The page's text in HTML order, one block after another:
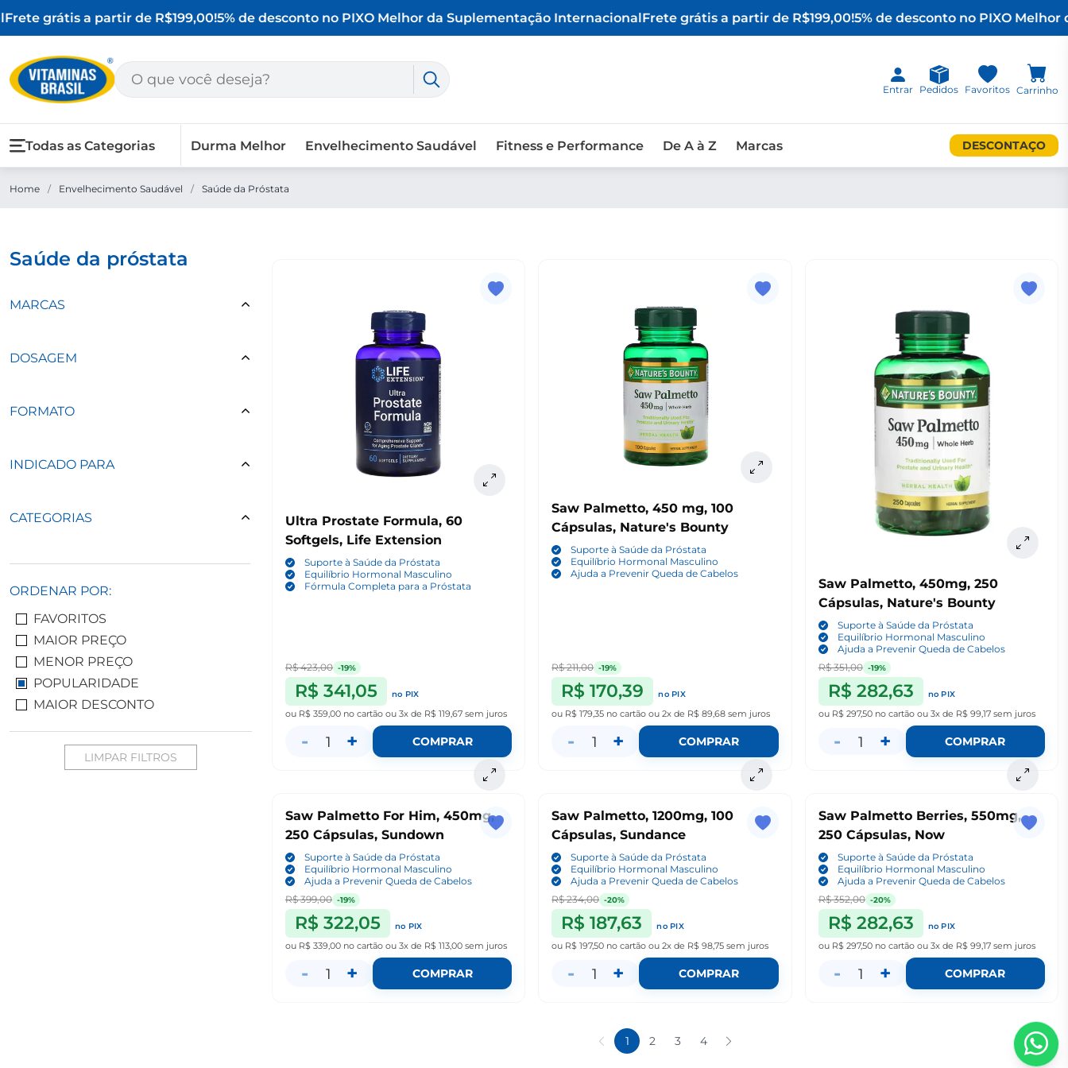
grátis a partir de R$199,00!5% de desconto no PIXO Melhor da Suplementação InternacionalFrete grátis a partir de R$199,00!5% de desconto no PIXO Melhor
Entrar Pedidos Favoritos Carrinho
Todas as Categorias Durma Melhor Envelhecimento Saudável Fitness e Performance De A à Z Marcas DESCONTAÇO
Home / Envelhecimento Saudável / Saúde da Próstata
saúde da próstata
MARCAS
DOSAGEM
FORMATO
INDICADO PARA
CATEGORIAS
ORDENAR POR:
FAVORITOS
MAIOR PREÇO
MENOR PREÇO
POPULARIDADE
MAIOR DESCONTO
LIMPAR FILTROS
Ultra Prostate Formula, 60
Softgels, Life Extension
Suporte à Saúde da Próstata
Equilíbrio Hormonal Masculino
Fórmula Completa para a Próstata
R$ 423,00 -19%
R$ 341,05
no PIX
ou R$ 359,00 no cartão ou 3x de R$ 119,67 sem juros
- 1 + COMPRAR
Saw Palmetto, 450 mg, 100
Cápsulas, Nature's Bounty
Suporte à Saúde da Próstata
Equilíbrio Hormonal Masculino
Ajuda a Prevenir Queda de Cabelos
R$ 211,00 -19%
R$ 170,39
no PIX
ou R$ 179,35 no cartãoou2x de R$ 89,68 sem juros
- 1 + COMPRAR
Saw Palmetto, 450mg, 250
Cápsulas, Nature's Bounty
Suporte à Saúde da Próstata
Equilíbrio Hormonal Masculino
Ajuda a Prevenir Queda de Cabelos
R$ 351,00 -19%
R$ 282,63
no PIX
ou R$ 297,50 no cartão ou 3x de R$ 99,17sem juros
- 1 + COMPRAR
Saw Palmetto For Him, 450mg,
250 Cápsulas, Sundown
Suporte à Saúde da Próstata
Equilíbrio Hormonal Masculino
Ajuda a Prevenir Queda de Cabelos
R$ 399,00 -19%
R$ 322,05
no PIX
ou R$ 339,00 no cartão ou 3x de R$ 113,00 sem juros
- 1 + COMPRAR
Saw Palmetto, 1200mg, 100
Cápsulas, Sundance
Suporte à Saúde da Próstata
Equilíbrio Hormonal Masculino
Ajuda a Prevenir Queda de Cabelos
R$ 234,00 -20%
R$ 187,63
no PIX
ou R$ 197,50 no cartãoou2x de R$ 98,75 sem juros
- 1 + COMPRAR
Saw Palmetto Berries, 550mg,
250 Cápsulas, Now
Suporte à Saúde da Próstata
Equilíbrio Hormonal Masculino
Ajuda a Prevenir Queda de Cabelos
R$ 352,00 -20%
R$ 282,63
no PIX
ou R$ 297,50 no cartão ou 3x de R$ 99,17sem juros
- 1 + COMPRAR
1 2 3 4